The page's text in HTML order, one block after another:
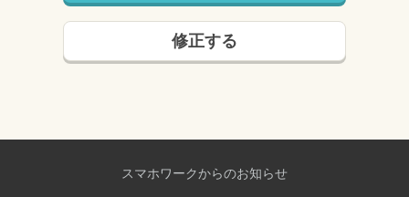
修正する
スマホワークからのお知らせ